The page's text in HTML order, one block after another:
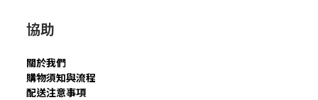
協助
關於我們
購物須知與流程
配送注意事項